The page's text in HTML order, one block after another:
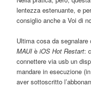
lentezza estenuante, e
consiglio anche a Voi di
Ultima cosa da
MAUI èiOS Hot Restart:
connettere via usb un
mandare in esecuzione
aver sottoscritto